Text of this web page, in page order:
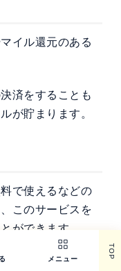
イル還元のある
済をすることも
が貯まります。
で使えるなどの
このサービスを
ができます。
メニュー TOP